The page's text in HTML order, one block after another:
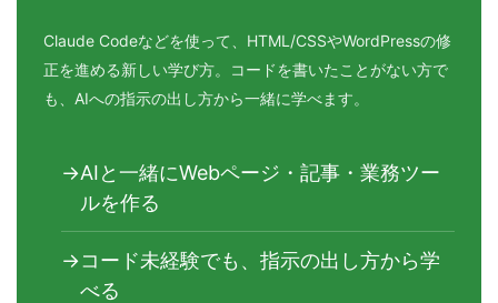
Claude Codeなどを使って、HTML/CSSやWordPressの修
正を進める新しい学び方。コードを書いたことがない方で
も、AIへの指示の出し方から一緒に学べます。
AIと一緒にWebページ・記事・業務ツー
ルを作る
コード未経験でも、指示の出し方から学
べる